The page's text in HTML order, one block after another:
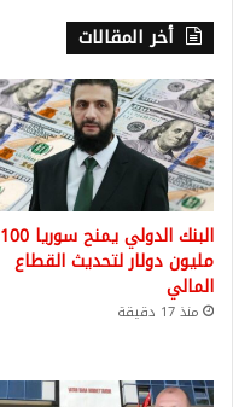
أخر المقالات
البنك الدولي يمنح سوريا 100
مليون دولار لتحديث القطاع
المالي
منذ 17 دقيقة